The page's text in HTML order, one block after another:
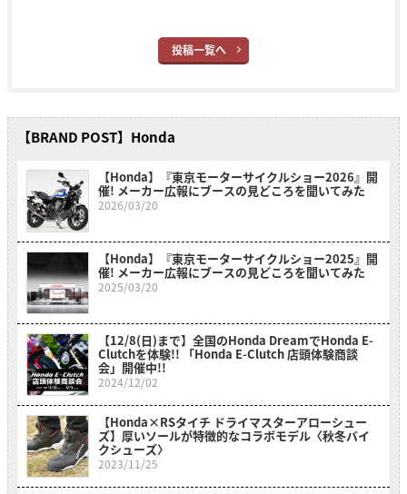
投稿一覧へ
【BRAND POST】Honda
【Honda】『東京モーターサイクルショー2026』開
催! メーカー広報にブースの見どころを聞いてみた
2026/03/20
【Honda】『東京モーターサイクルショー2025』開
催! メーカー広報にブースの見どころを聞いてみた
2025/03/20
【12/8(日)まで】全国のHonda DreamでHonda E-
Clutchを体験!! 「Honda E-Clutch 店頭体験商談
会」開催中!!
2024/12/02
【Honda×RSタイチ ドライマスターアローシュー
ズ】厚いソールが特徴的なコラボモデル〈秋冬バイ
クシューズ〉
2023/11/25